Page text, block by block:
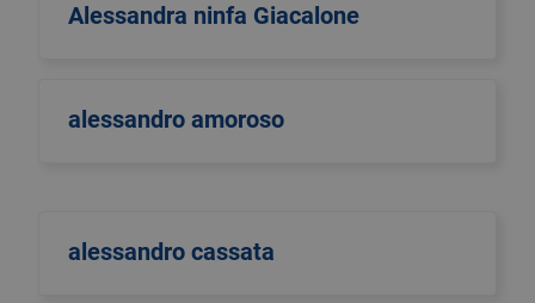
Alessandra ninfa Giacalone
alessandro amoroso
alessandro cassata